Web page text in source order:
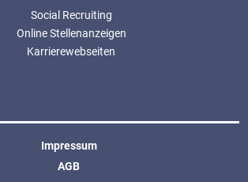
Social Recruiting
Online Stellenanzeigen
Karrierewebseiten
Impressum
AGB